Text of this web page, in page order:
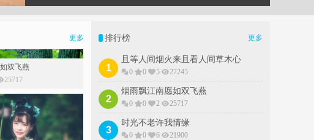
更多
双飞燕
25717
排行榜 更多
且等人间烟火来且看人间草木心
0 0 5 27245
烟雨飘江南愿如双飞燕
0 0 2 25717
时光不老许我情缘
0 0 6 21900
1
2
3